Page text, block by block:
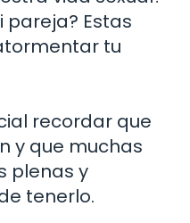
pareja? Estas
tu
recordar que
y que muchas
plenas y
tenerlo.